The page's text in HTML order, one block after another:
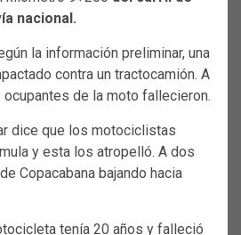
nacional.
la información preliminar, una
contra un tractocamión. A
de la moto fallecieron.
dice que los motociclistas
y esta los atropelló. A dos
Copacabana bajando hacia
tenía 20 años y falleció